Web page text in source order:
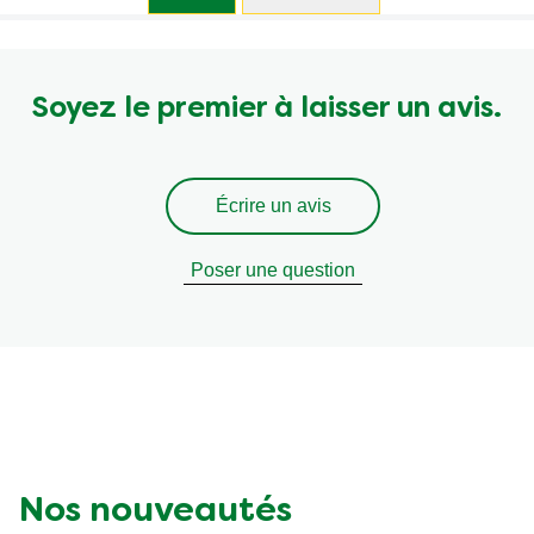
Soyez le premier à laisser un avis.
Écrire un avis
Poser une question
Nos nouveautés